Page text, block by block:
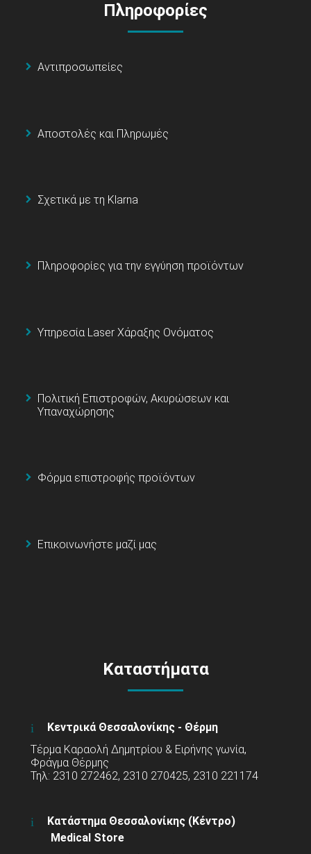
Πληροφορίες
Αντιπροσωπείες
Αποστολές και Πληρωμές
Σχετικά με τη Klarna
Πληροφορίες για την εγγύηση προϊόντων
Υπηρεσία Laser Χάραξης Ονόματος
Πολιτική Επιστροφών, Ακυρώσεων και
Υπαναχώρησης
Φόρμα επιστροφής προϊόντων
Επικοινωνήστε μαζί μας
Καταστήματα
Κεντρικά Θεσσαλονίκης - Θέρμη
Τέρμα Καραολή Δημητρίου & Ειρήνης γωνία,
Φράγμα Θέρμης
Τηλ: 2310 272462, 2310 270425, 2310 221174
Κατάστημα Θεσσαλονίκης (Κέντρο)
Medical Store